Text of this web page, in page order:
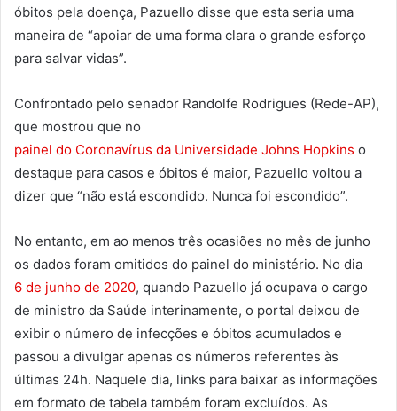
óbitos pela doença, Pazuello disse que esta seria uma
maneira de “apoiar de uma forma clara o grande esforço
para salvar vidas”.
Confrontado pelo senador Randolfe Rodrigues (Rede-AP),
que mostrou que no
painel do Coronavírus da Universidade Johns Hopkins o
destaque para casos e óbitos é maior, Pazuello voltou a
dizer que “não está escondido. Nunca foi escondido”.
No entanto, em ao menos três ocasiões no mês de junho
os dados foram omitidos do painel do ministério. No dia
6 de junho de 2020, quando Pazuello já ocupava o cargo
de ministro da Saúde interinamente, o portal deixou de
exibir o número de infecções e óbitos acumulados e
passou a divulgar apenas os números referentes às
últimas 24h. Naquele dia, links para baixar as informações
em formato de tabela também foram excluídos. As